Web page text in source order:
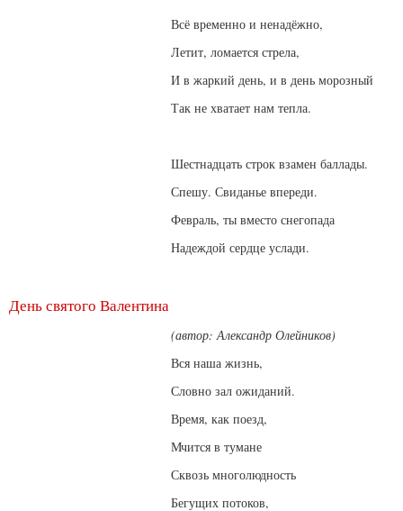
Всё временно и ненадёжно,
Летит, ломается стрела,
И в жаркий день, и в день морозный
Так не хватает нам тепла.
Шестнадцать строк взамен баллады.
Спешу. Свиданье впереди.
Февраль, ты вместо снегопада
Надеждой сердце услади.
День святого Валентина
(автор: Александр Олейников)
Вся наша жизнь,
Словно зал ожиданий.
Время, как поезд,
Мчится в тумане
Сквозь многолюдность
Бегущих потоков,